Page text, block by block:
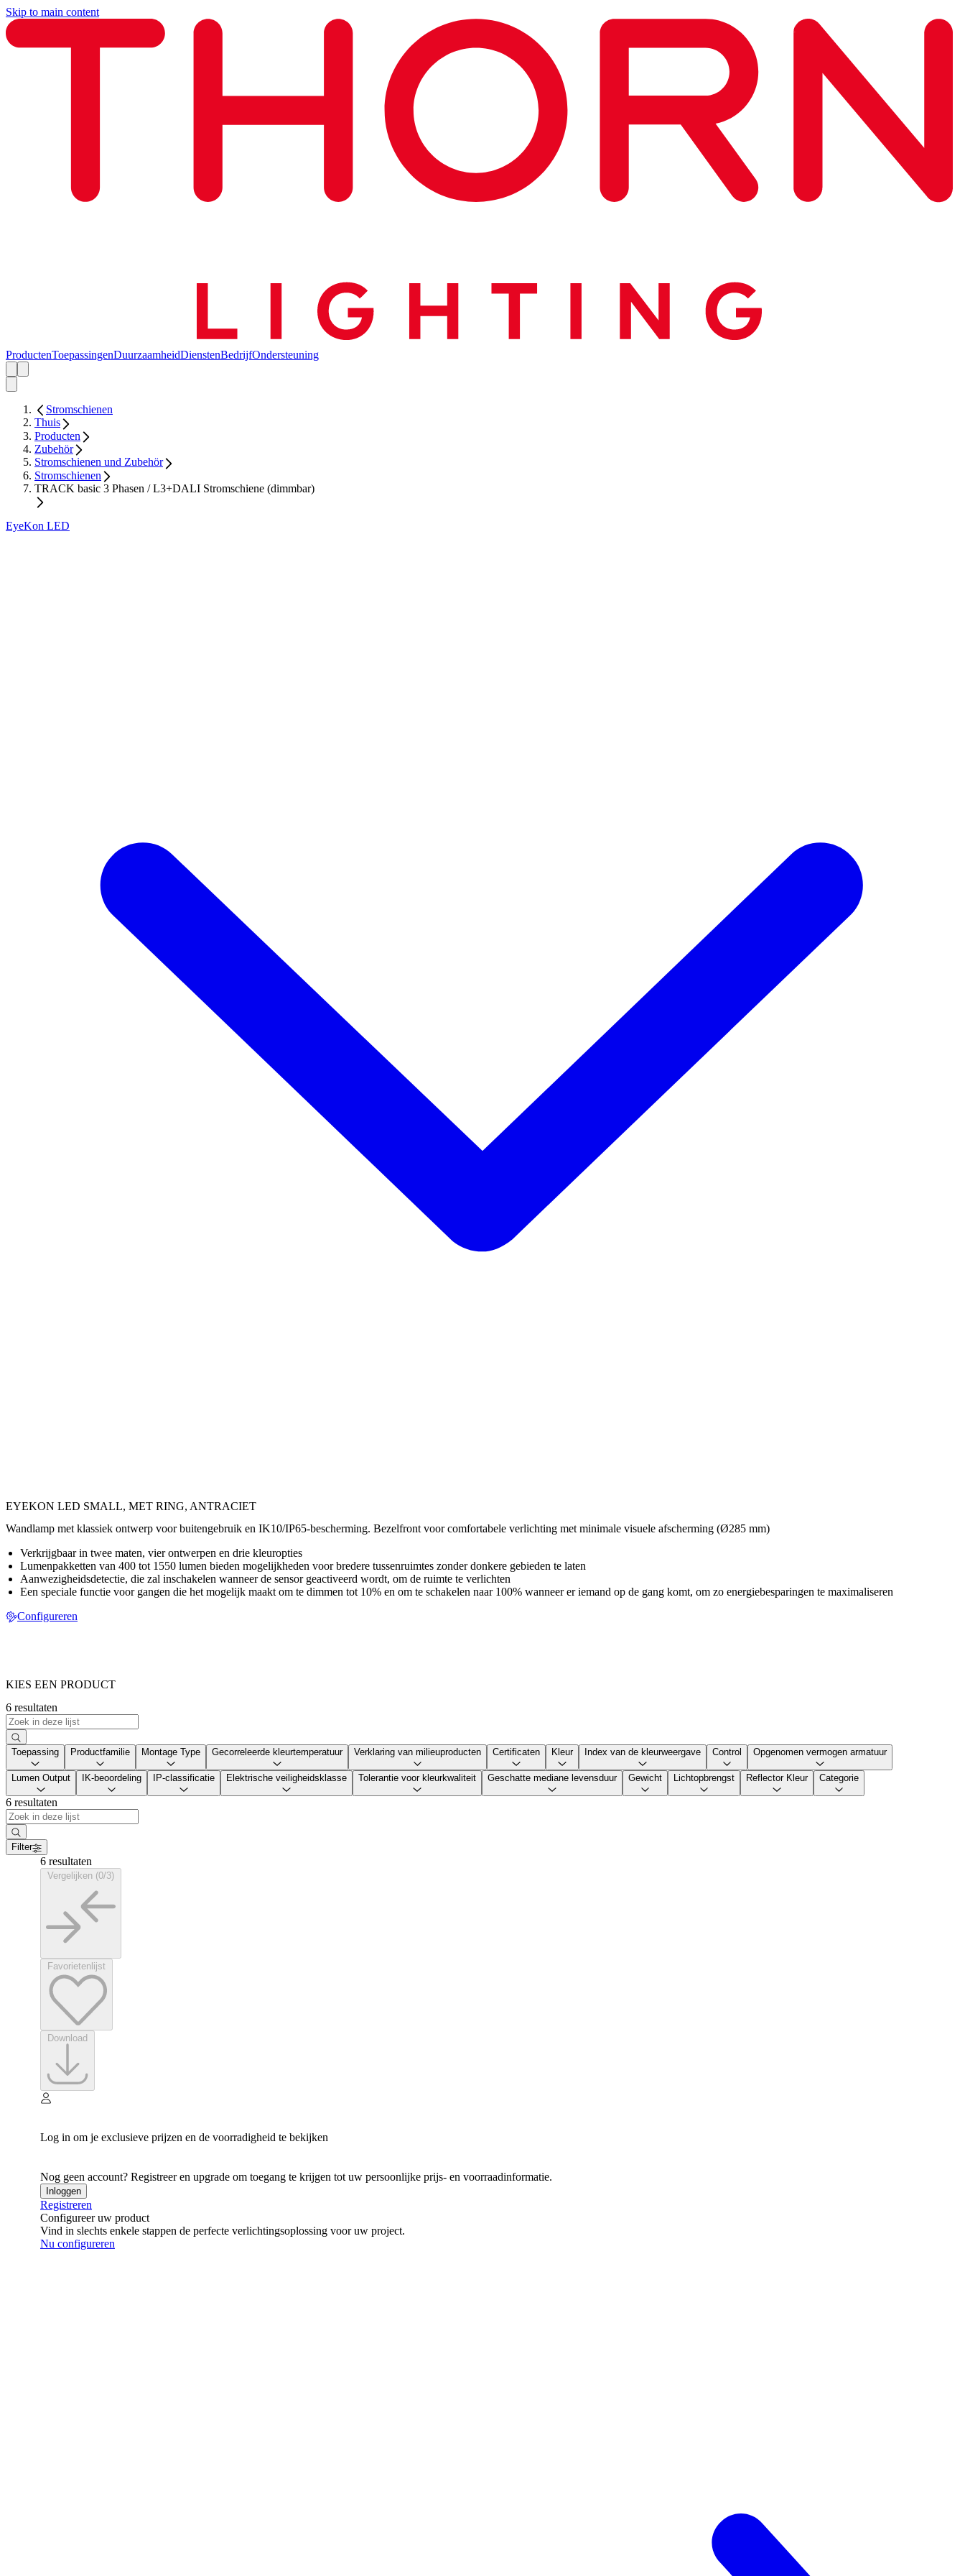
Skip to main content
ProductenToepassingenDuurzaamheidDienstenBedrijfOndersteuning
Stromschienen
Thuis
Producten
Zubehör
Stromschienen und Zubehör
Stromschienen
TRACK basic 3 Phasen / L3+DALI Stromschiene (dimmbar)
EyeKon LED
EYEKON LED SMALL, MET RING, ANTRACIET
Wandlamp met klassiek ontwerp voor buitengebruik en IK10/IP65-bescherming. Bezelfront voor comfortabele verlichting met minimale visuele afscherming (Ø285 mm)
Verkrijgbaar in twee maten, vier ontwerpen en drie kleuropties
Lumenpakketten van 400 tot 1550 lumen bieden mogelijkheden voor bredere tussenruimtes zonder donkere gebieden te laten
Aanwezigheidsdetectie, die zal inschakelen wanneer de sensor geactiveerd wordt, om de ruimte te verlichten
Een speciale functie voor gangen die het mogelijk maakt om te dimmen tot 10% en om te schakelen naar 100% wanneer er iemand op de gang komt, om zo energiebesparingen te maximaliseren
Configureren
KIES EEN PRODUCT
6 resultaten
Toepassing Productfamilie Montage Type Gecorreleerde kleurtemperatuur Verklaring van milieuproducten Certificaten Kleur Index van de kleurweergave Control Opgenomen vermogen armatuur
Lumen Output IK-beoordeling IP-classificatie Elektrische veiligheidsklasse Tolerantie voor kleurkwaliteit Geschatte mediane levensduur Gewicht Lichtopbrengst Reflector Kleur Categorie
6 resultaten
Filter
6 resultaten
Log in om je exclusieve prijzen en de voorradigheid te bekijken
Nog geen account? Registreer en upgrade om toegang te krijgen tot uw persoonlijke prijs- en voorraadinformatie.
Inloggen
Registreren
Configureer uw product
Vind in slechts enkele stappen de perfecte verlichtingsoplossing voor uw project.
Nu configureren